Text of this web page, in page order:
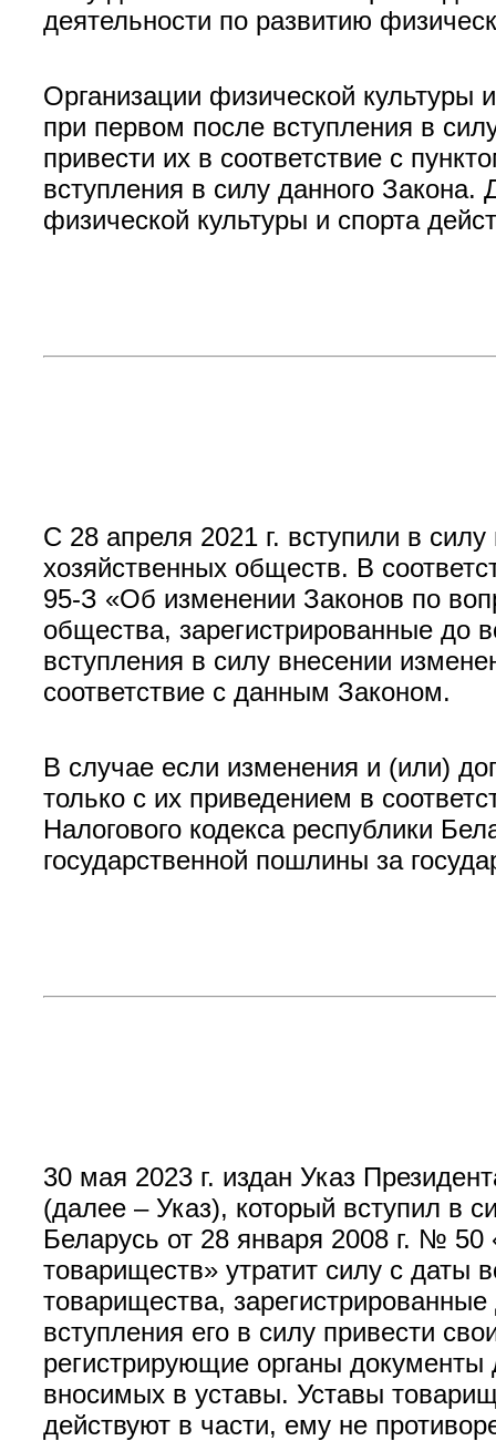
деятельности по развитию
Организации физической культуры
при первом после вступления в
привести их в соответствие с
вступления в силу данного
физической культуры и спорта
С 28 апреля 2021 г. вступили в
хозяйственных обществ. В
95-З «Об изменении Законов по
общества, зарегистрированные до
вступления в силу внесении
соответствие с данным Законом.
В случае если изменения и (или)
только с их приведением в
Налогового кодекса республики
государственной пошлины за
30 мая 2023 г. издан Указ
(далее – Указ), который вступил в
Беларусь от 28 января 2008 г. №
товариществ» утратит силу с даты
товарищества,
вступления его в силу привести
регистрирующие органы документы
вносимых в уставы. Уставы
действуют в части, ему не